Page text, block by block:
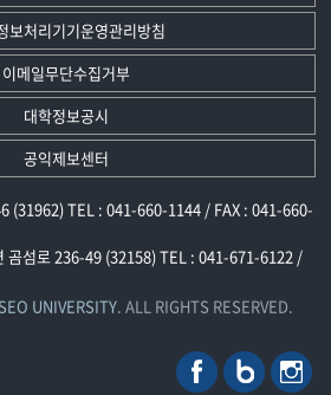
보처리기기운영관리방침
이메일무단수집거부
대학정보공시
공익제보센터
(31962) TEL : 041-660-1144 / FAX : 041-660-
곰섬로 236-49 (32158) TEL : 041-671-6122 /
UNIVERSITY. ALL RIGHTS RESERVED.